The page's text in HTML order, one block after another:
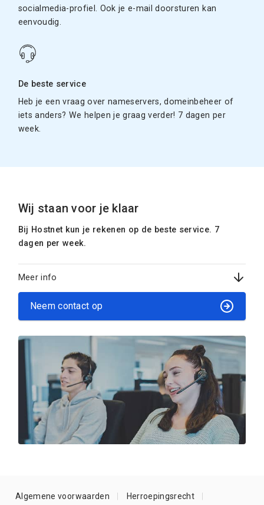
socialmedia-profiel. Ook je e-mail doorsturen kan
eenvoudig.
De beste service
Heb je een vraag over nameservers, domeinbeheer of
iets anders? We helpen je graag verder! 7 dagen per
week.
Wij staan voor je klaar
Bij Hostnet kun je rekenen op de beste service. 7
dagen per week.
Meer info
Neem contact op
Algemene voorwaarden Herroepingsrecht